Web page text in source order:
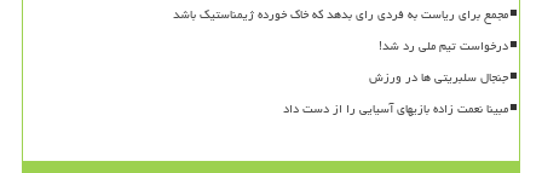
مجمع برای ریاست به فردی رای بدهد که خاک خورده ژیمناستیک باشد
درخواست تیم ملی رد شد!
جنجال سلبریتی ها در ورزش
مبینا نعمت زاده بازیهای آسیایی را از دست داد